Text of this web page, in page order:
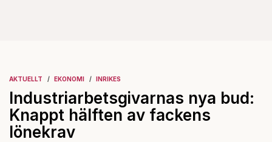
AKTUELLT EKONOMI INRIKES
Industriarbetsgivarnas nya bud:
Knappt hälften av fackens
lönekrav